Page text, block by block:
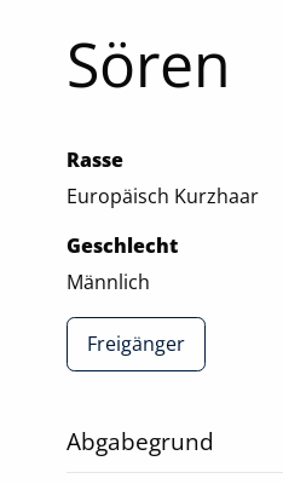
Sören
Rasse
Europäisch Kurzhaar
Geschlecht
Männlich
Freigänger
Abgabegrund